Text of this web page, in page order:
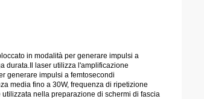
in modalità per generare impulsi a
durata.Il laser utilizza l'amplificazione
generare impulsi a femtosecondi
media fino a 30W, frequenza di ripetizione
nella preparazione di schermi di fascia